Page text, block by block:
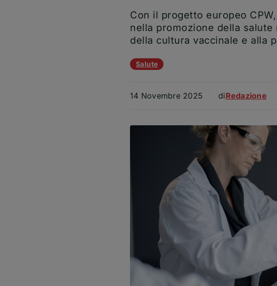
Con il progetto europeo
nella promozione della
della cultura vaccinale e alla
Salute
14 Novembre 2025 Articolo
diRedazione